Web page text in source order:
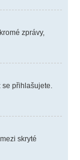
zprávy,
se přihlašujete.
skryté